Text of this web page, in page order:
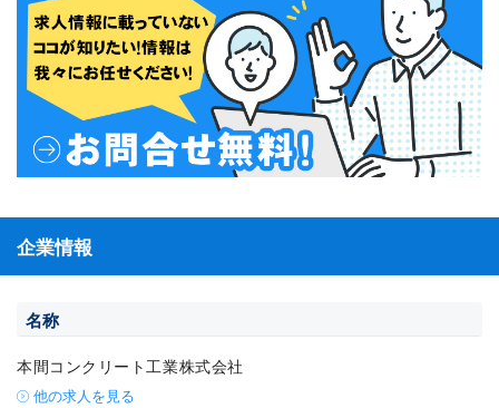
企業情報
名称
本間コンクリート工業株式会社
他の求人を見る